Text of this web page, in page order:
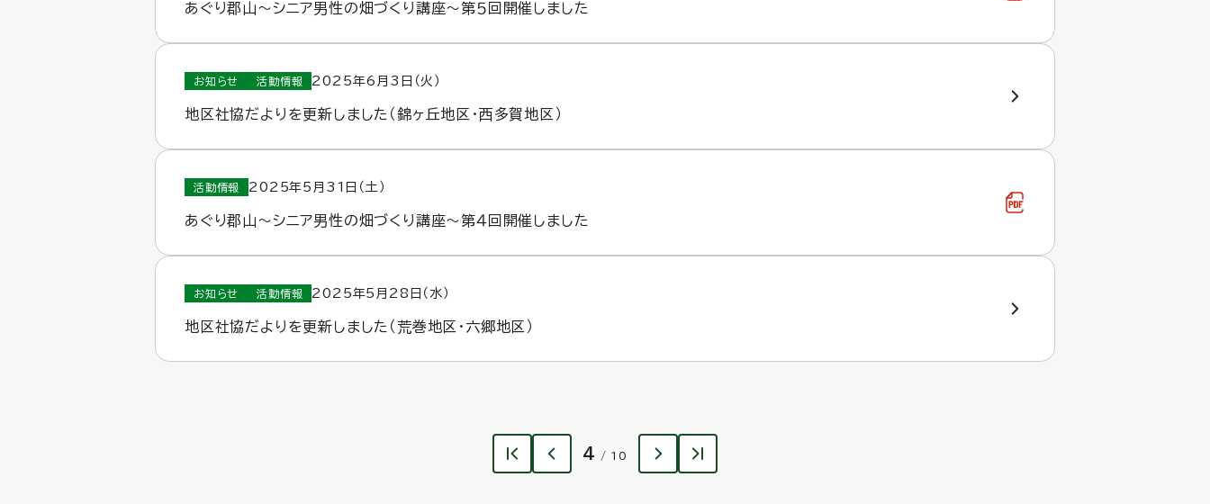
あぐり郡山～シニア男性の畑づくり講座～第５回開催しました
お知らせ 活動情報 2025年6月3日（火）
地区社協だよりを更新しました（錦ヶ丘地区・西多賀地区）
活動情報 2025年5月31日（土）
あぐり郡山～シニア男性の畑づくり講座～第４回開催しました
お知らせ 活動情報 2025年5月28日（水）
地区社協だよりを更新しました（荒巻地区・六郷地区）
4 / 10